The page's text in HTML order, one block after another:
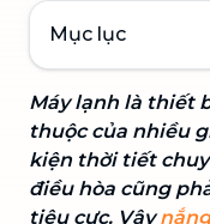
Mục lục
Máy lạnh là thiết
thuộc của nhiều
kiện thời tiết
điều hòa cũng
tiêu cực. Vậy